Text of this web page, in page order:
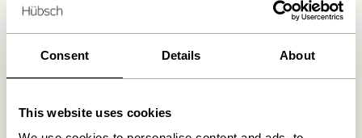
Consent Details About
This website uses cookies
30 Tage Rückgaberecht
Ähnliche Produkte